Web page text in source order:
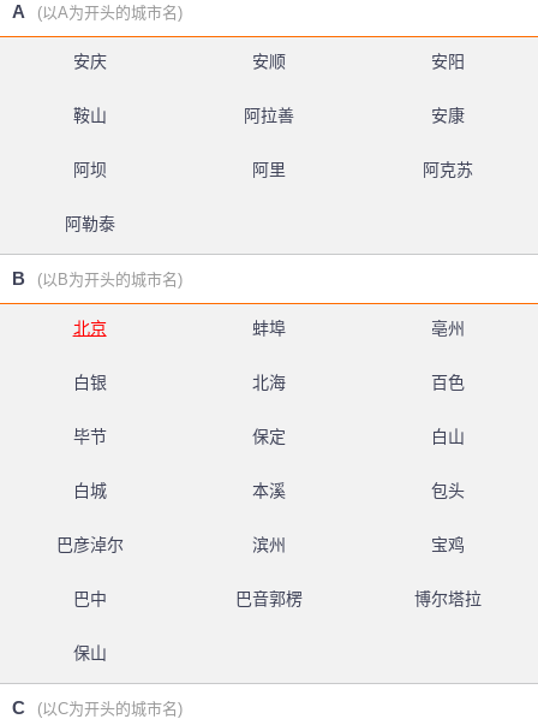
A (以A为开头的城市名)
安庆 安顺 安阳
鞍山 阿拉善 安康
阿坝 阿里 阿克苏
阿勒泰
B (以B为开头的城市名)
北京 蚌埠 亳州
白银 北海 百色
毕节 保定 白山
白城 本溪 包头
巴彦淖尔 滨州 宝鸡
巴中 巴音郭楞 博尔塔拉
保山
C (以C为开头的城市名)